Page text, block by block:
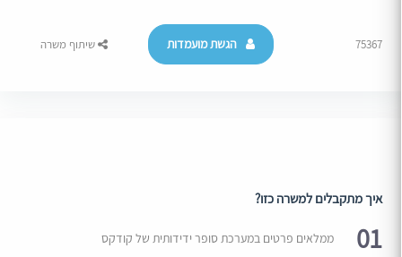
75367 הגשת מועמדות שיתוף משרה
איך מתקבלים למשרה כזו?
01 ממלאים פרטים במערכת סופר ידידותית של קודקס